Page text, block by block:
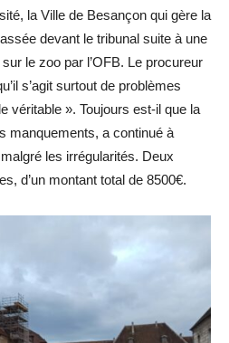
la Ville de Besançon qui gère la
devant le tribunal suite à une
le zoo par l’OFB. Le procureur
s’agit surtout de problèmes
véritable ». Toujours est-il que la
manquements, a continué à
les irrégularités. Deux
d’un montant total de 8500€.